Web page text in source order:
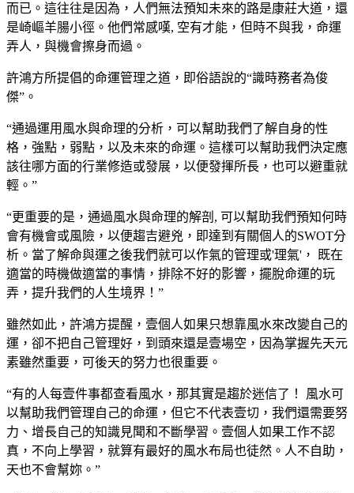
而已。這往往是因為，人們無法預知未來的路是康莊大道，還
是崎嶇羊腸小徑。他們常感嘆, 空有才能，但時不與我，命運
弄人，與機會擦身而過。
許鴻方所提倡的命運管理之道，即俗語說的“識時務者為俊
傑”。
“通過運用風水與命理的分析，可以幫助我們了解自身的性
格，強點，弱點，以及未來的命運。這樣可以幫助我們決定應
該往哪方面的行業修造或發展，以便發揮所長，也可以避重就
輕。”
“更重要的是，通過風水與命理的解剖, 可以幫助我們預知何時
會有機會或風險，以便趨吉避兇，即達到有關個人的SWOT分
析。當了解命與運之後我們就可以作氣的管理或'理氣'， 既在
適當的時機做適當的事情，排除不好的影響，擺脫命運的玩
弄，提升我們的人生境界！”
雖然如此，許鴻方提醒，壹個人如果只想靠風水來改變自己的
運，卻不把自己管理好，到頭來還是壹場空，因為掌握先天元
素雖然重要，可後天的努力也很重要。
“有的人每壹件事都查看風水，那其實是趨於迷信了！ 風水可
以幫助我們管理自己的命運，但它不代表壹切，我們還需要努
力、增長自己的知識見聞和不斷學習。壹個人如果工作不認
真，不向上學習，就算有最好的風水布局也徒然。人不自助，
天也不會幫妳。”